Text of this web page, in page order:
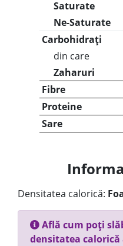
Saturate
Ne-Saturate
Carbohidrați
din care
Zaharuri
Fibre
Proteine
Sare
Densitatea calorică:
Află cum poți
densitatea